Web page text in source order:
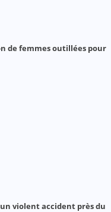
de femmes outillées pour
violent accident près du